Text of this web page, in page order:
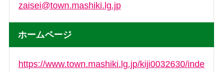
zaisei@town.mashiki.lg.jp
ホームページ
https://www.town.mashiki.lg.jp/kiji0032630/inde